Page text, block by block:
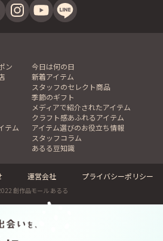
ン
今日は何の日
新着アイテム
スタッフのセレクト商品
季節のギフト
メディアで紹介されたアイテム
クラフト感あふれるアイテム
テム
アイテム選びのお役立ち情報
スタッフコラム
あるる豆知識
運営会社 プライバシーポリシー
創作品モール あるる